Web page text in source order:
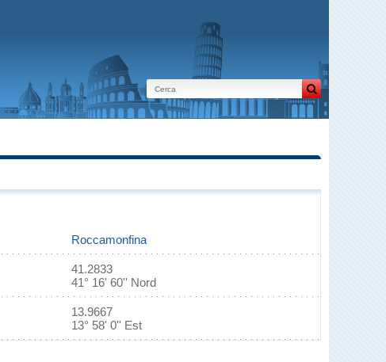
Roccamonfina
41.2833
41° 16' 60'' Nord
13.9667
13° 58' 0'' Est